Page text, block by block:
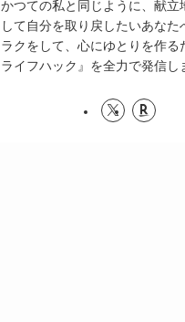
かつての私と同じように、献立
して自分を取り戻したいあなた
ラクをして、心にゆとりを作る
ライフハック』を全力で発信し